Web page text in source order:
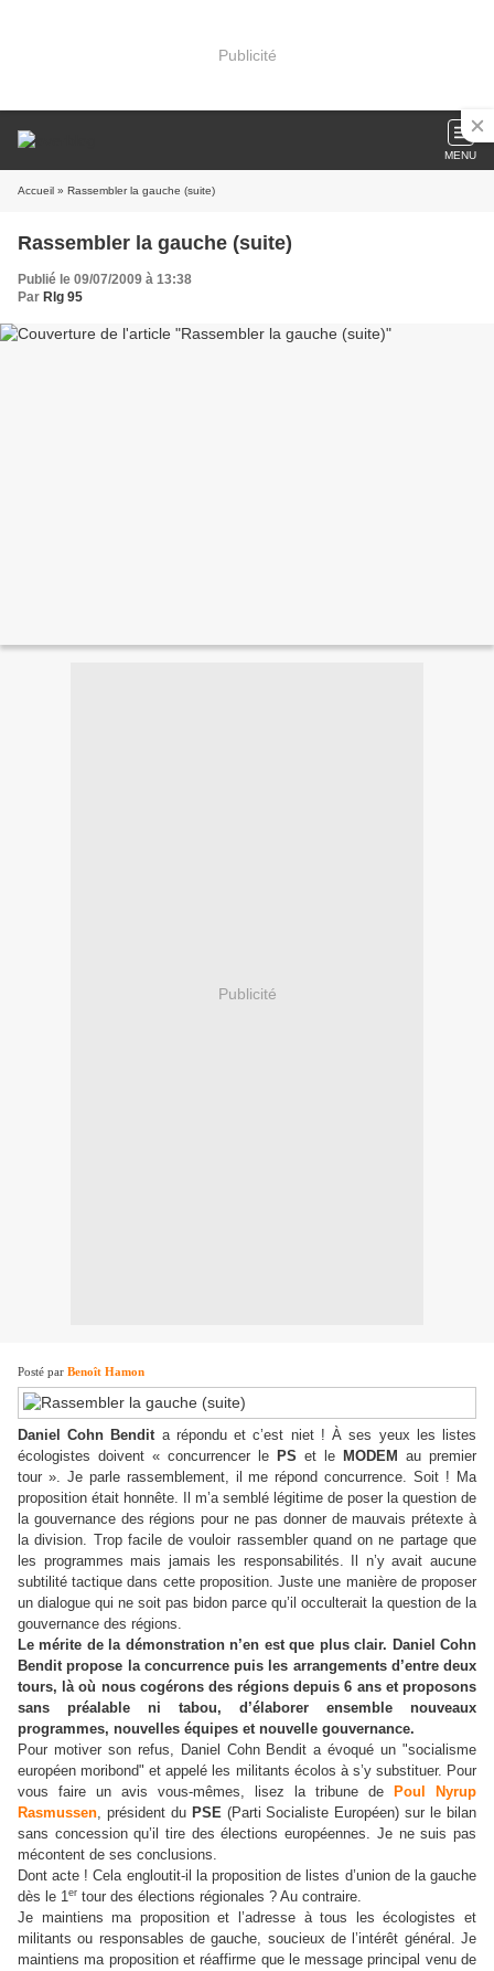
Publicité
MENU
Accueil » Rassembler la gauche (suite)
Rassembler la gauche (suite)
Publié le 09/07/2009 à 13:38
Par Rlg 95
Publicité
Posté par Benoît Hamon
Daniel Cohn Bendita répondu et c’est niet ! À ses yeux les listes
écologistes doivent « concurrencer le PS et le MODEM au premier
tour ». Je parle rassemblement, il me répond concurrence. Soit ! Ma
proposition était honnête. Il m’a semblé légitime de poser la question de
la gouvernance des régions pour ne pas donner de mauvais prétexte à
la division. Trop facile de vouloir rassembler quand on ne partage que
les programmes mais jamais les responsabilités. Il n’y avait aucune
subtilité tactique dans cette proposition. Juste une manière de proposer
un dialogue qui ne soit pas bidon parce qu’il occulterait la question de la
gouvernance des régions.
Le mérite de la démonstration n’en est que plus clair. Daniel Cohn
Bendit propose la concurrence puis les arrangements d’entre deux
tours, là où nous cogérons des régions depuis 6 ans et proposons
sans préalable ni tabou, d’élaborer ensemble nouveaux
programmes, nouvelles équipes et nouvelle gouvernance.
Pour motiver son refus, Daniel Cohn Bendit a évoqué un "socialisme
européen moribond" et appelé les militants écolos à s’y substituer. Pour
vous faire un avis vous-mêmes, lisez la tribune de
Poul Nyrup
Rasmussen, président du PSE(Parti Socialiste Européen) sur le bilan
sans concession qu’il tire des élections européennes. Je ne suis pas
mécontent de ses conclusions.
Dont acte ! Cela engloutit-il la proposition de listes d’union de la gauche
dès le 1er tour des élections régionales ? Au contraire.
Je maintiens ma proposition et l’adresse à tous les écologistes et
militants ou responsables de gauche, soucieux de l’intérêt général. Je
maintiens ma proposition et réaffirme que le message principal venu de